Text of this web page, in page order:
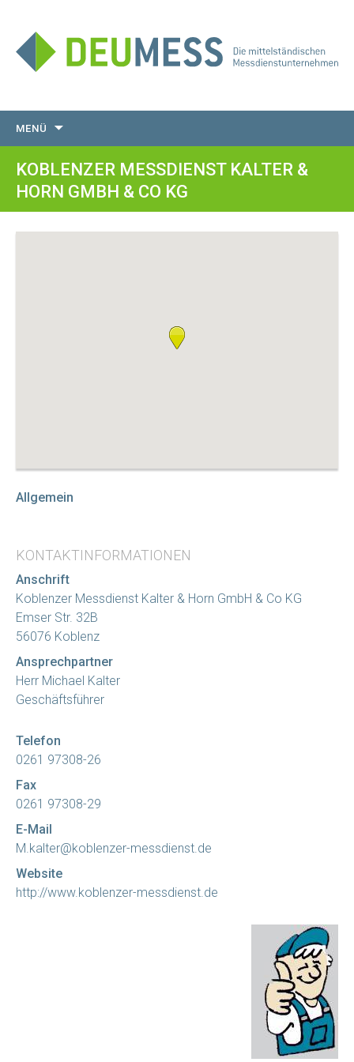
MENÜ
KOBLENZER MESSDIENST KALTER &
HORN GMBH & CO KG
Allgemein
KONTAKTINFORMATIONEN
Anschrift
Koblenzer Messdienst Kalter & Horn GmbH & Co KG
Emser Str. 32B
56076 Koblenz
Ansprechpartner
Herr Michael Kalter
Geschäftsführer
Telefon
0261 97308-26
Fax
0261 97308-29
E-Mail
M.kalter@koblenzer-messdienst.de
Website
http://www.koblenzer-messdienst.de